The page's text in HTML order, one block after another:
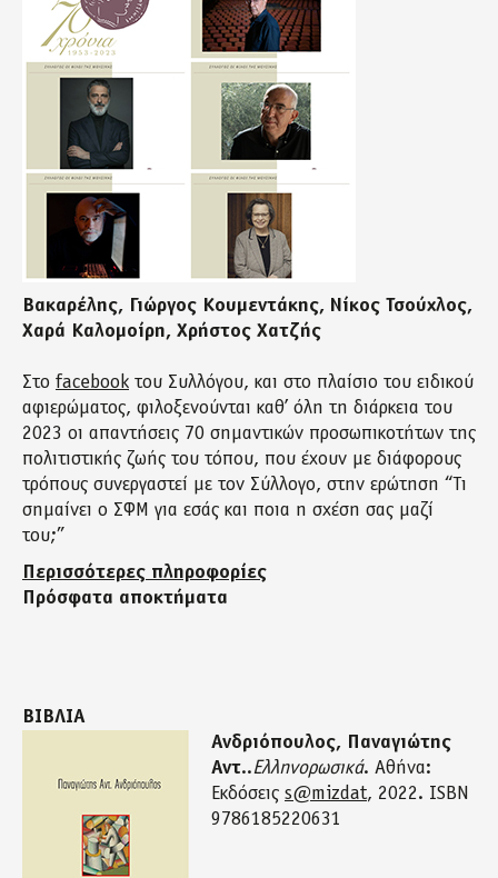
Βακαρέλης, Γιώργος Κουμεντάκης, Νίκος Τσούχλος,
Χαρά Καλομοίρη, Χρήστος Χατζής
Στο facebook του Συλλόγου, και στο πλαίσιο του ειδικού
αφιερώματος, φιλοξενούνται καθ’ όλη τη διάρκεια του
2023 οι απαντήσεις 70 σημαντικών προσωπικοτήτων της
πολιτιστικής ζωής του τόπου, που έχουν με διάφορους
τρόπους συνεργαστεί με τον Σύλλογο, στην ερώτηση “Τι
σημαίνει ο ΣΦΜ για εσάς και ποια η σχέση σας μαζί
του;”
Περισσότερες πληροφορίες
Πρόσφατα αποκτήματα
ΒΙΒΛΙΑ
Ανδριόπουλος, Παναγιώτης
Αντ..Ελληνορωσικά. Αθήνα:
Εκδόσεις s@mizdat, 2022. ISΒN
9786185220631